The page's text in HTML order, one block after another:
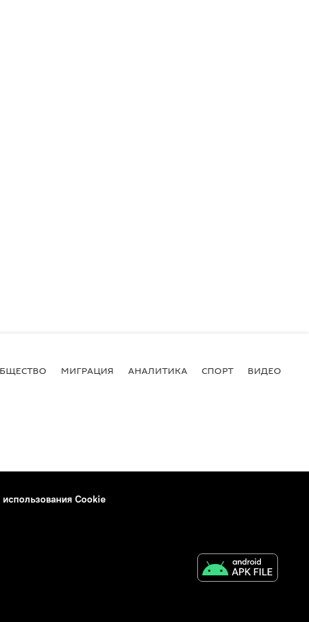
МИГРАЦИЯ АНАЛИТИКА СПОРТ ВИДЕО
Cookie